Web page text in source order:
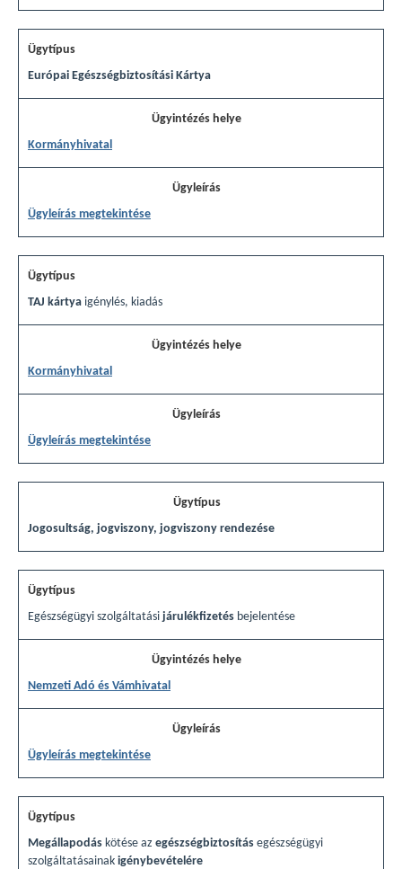
Európai Egészségbiztosítási Kártya
Kormányhivatal
Ügyleírás megtekintése
TAJ kártya igénylés, kiadás
Kormányhivatal
Ügyleírás megtekintése
Jogosultság, jogviszony, jogviszony rendezése
Egészségügyi szolgáltatási járulékfizetés bejelentése
Nemzeti Adó és Vámhivatal
Ügyleírás megtekintése
Megállapodás kötése az egészségbiztosítás egészségügyi
szolgáltatásainak igénybevételére